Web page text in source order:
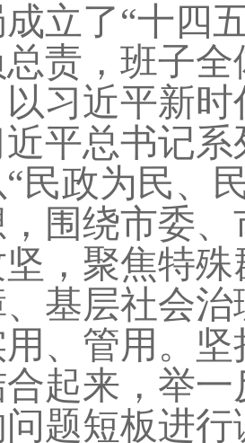
立了“十四
责，班子
习近平新
平总书记
民政为民、
，围绕市委
，聚焦特
基层社会
、管用。
合起来，举
题短板进